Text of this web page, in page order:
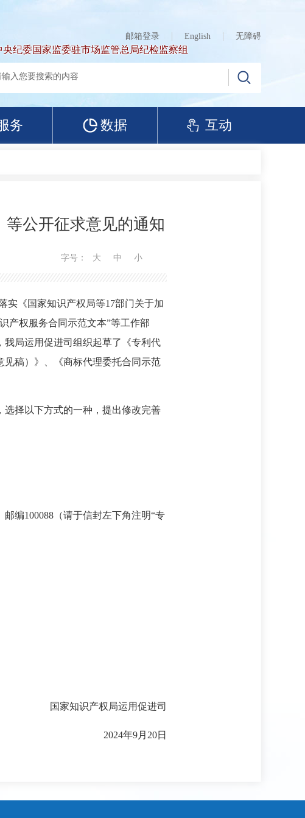
邮箱登录 English 无障碍
央纪委国家监委驻市场监管总局纪检监察组
务 数据 互动
公开征求意见的通知
字号： 大 中 小
实《国家知识产权局等17部门关于加
产权服务合同示范文本”等工作部
局运用促进司组织起草了《专利代
稿）》、《商标代理委托合同示范
选择以下方式的一种，提出修改完善
编100088（请于信封左下角注明“专
国家知识产权局运用促进司
2024年9月20日